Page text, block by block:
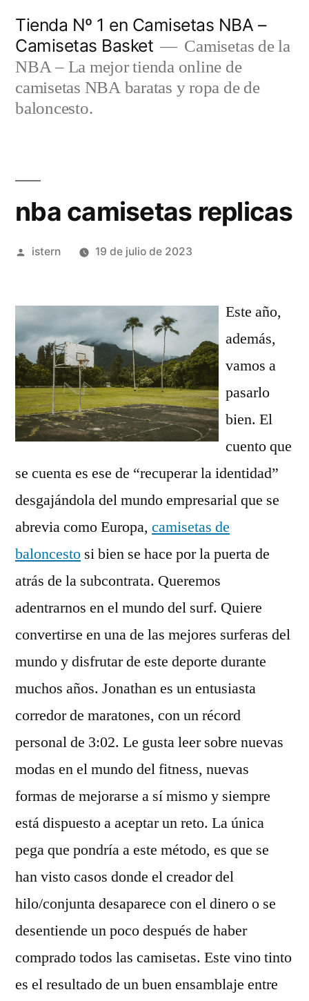
contenido
Tienda Nº 1 en Camisetas NBA –
Camisetas Basket
Camisetas de la
NBA – La mejor tienda online de
camisetas NBA baratas y ropa de de
baloncesto.
nba camisetas replicas
Publicado
istern 19 de julio de 2023
Este año,
además,
vamos a
pasarlo
bien. El
cuento que
se cuenta es ese de “recuperar la identidad”
desgajándola del mundo empresarial que se
abrevia como Europa, camisetas de
baloncesto si bien se hace por la puerta de
atrás de la subcontrata. Queremos
adentrarnos en el mundo del surf. Quiere
convertirse en una de las mejores surferas del
mundo y disfrutar de este deporte durante
muchos años. Jonathan es un entusiasta
corredor de maratones, con un récord
personal de 3:02. Le gusta leer sobre nuevas
modas en el mundo del fitness, nuevas
formas de mejorarse a sí mismo y siempre
está dispuesto a aceptar un reto. La única
pega que pondría a este método, es que se
han visto casos donde el creador del
hilo/conjunta desaparece con el dinero o se
desentiende un poco después de haber
comprado todos las camisetas. Este vino tinto
es el resultado de un buen ensamblaje entre